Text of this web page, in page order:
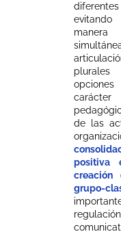
carácter
de las
positiva
creación
grupo-